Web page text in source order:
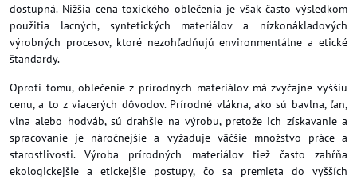
dostupná. Nižšia cena toxického oblečenia je však často výsledkom
použitia lacných, syntetických materiálov a nízkonákladových
výrobných procesov, ktoré nezohľadňujú environmentálne a etické
štandardy.
Oproti tomu, oblečenie z prírodných materiálov má zvyčajne vyššiu
cenu, a to z viacerých dôvodov. Prírodné vlákna, ako sú bavlna, ľan,
vlna alebo hodváb, sú drahšie na výrobu, pretože ich získavanie a
spracovanie je náročnejšie a vyžaduje väčšie množstvo práce a
starostlivosti. Výroba prírodných materiálov tiež často zahŕňa
ekologickejšie a etickejšie postupy, čo sa premieta do vyšších